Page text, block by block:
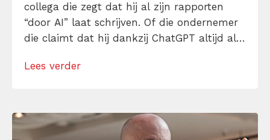
collega die zegt dat hij al zijn rapporten
“door AI” laat schrijven. Of die ondernemer
die claimt dat hij dankzij ChatGPT altijd als
paar jaar tijd een plek veroverd in elke
Lees verder